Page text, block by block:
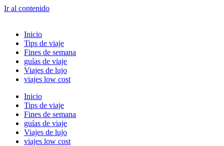
Ir al contenido
Inicio
Tips de viaje
Fines de semana
guías de viaje
Viajes de lujo
viajes low cost
Inicio
Tips de viaje
Fines de semana
guías de viaje
Viajes de lujo
viajes low cost